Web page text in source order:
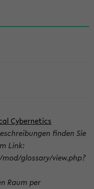
Cybernetics
finden Sie
Link:
glossary/view.php?
Raum per